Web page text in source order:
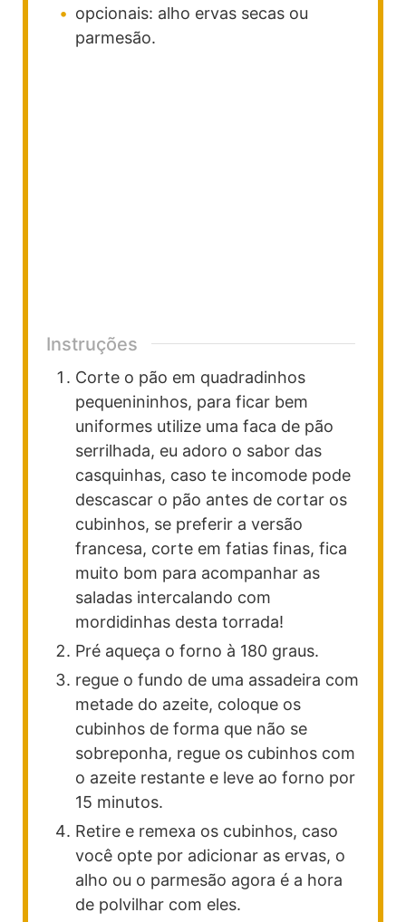
opcionais: alho ervas secas ou
parmesão.
Instruções
Corte o pão em quadradinhos
pequenininhos, para ficar bem
uniformes utilize uma faca de pão
serrilhada, eu adoro o sabor das
casquinhas, caso te incomode pode
descascar o pão antes de cortar os
cubinhos, se preferir a versão
francesa, corte em fatias finas, fica
muito bom para acompanhar as
saladas intercalando com
mordidinhas desta torrada!
Pré aqueça o forno à 180 graus.
regue o fundo de uma assadeira com
metade do azeite, coloque os
cubinhos de forma que não se
sobreponha, regue os cubinhos com
o azeite restante e leve ao forno por
15 minutos.
Retire e remexa os cubinhos, caso
você opte por adicionar as ervas, o
alho ou o parmesão agora é a hora
de polvilhar com eles.